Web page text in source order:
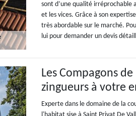
sont d’une qualité irréprochable
et les vices. Grâce à son
très abordable sur le marché.
lui pour demander un devis
Les Compagons
zingueurs à votre
Experte dans le domaine de la